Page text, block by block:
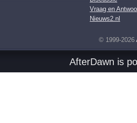
Vraag en
Nieuws2.nl
© 1999-2026
AfterDawn is